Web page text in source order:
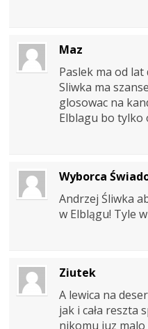
Maz
Paslek ma od
Sliwka ma
glosowac na
Elblagu bo tylko
Wyborca
Andrzej Śliwka
w Elblągu! Tyle
Ziutek
A lewica na
jak i cała reszta
nikomu juz